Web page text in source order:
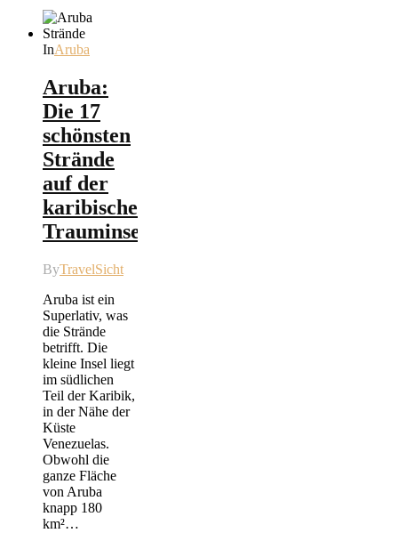
InAruba
Aruba:
Die 17
schönsten
Strände
auf der
karibischen
Trauminsel
ByTravelSicht
Aruba ist ein
Superlativ, was
die Strände
betrifft. Die
kleine Insel liegt
im südlichen
Teil der Karibik,
in der Nähe der
Küste
Venezuelas.
Obwohl die
ganze Fläche
von Aruba
knapp 180
km²…